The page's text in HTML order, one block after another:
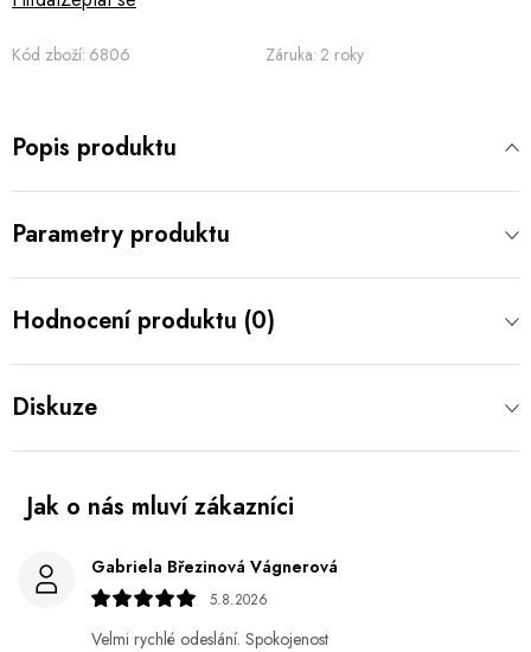
Kód zboží: 6806 Záruka: 2 roky
Popis produktu
Parametry produktu
Hodnocení produktu (0)
Diskuze
Gabriela Březinová Vágnerová
5.8.2026
Velmi rychlé odeslání. Spokojenost